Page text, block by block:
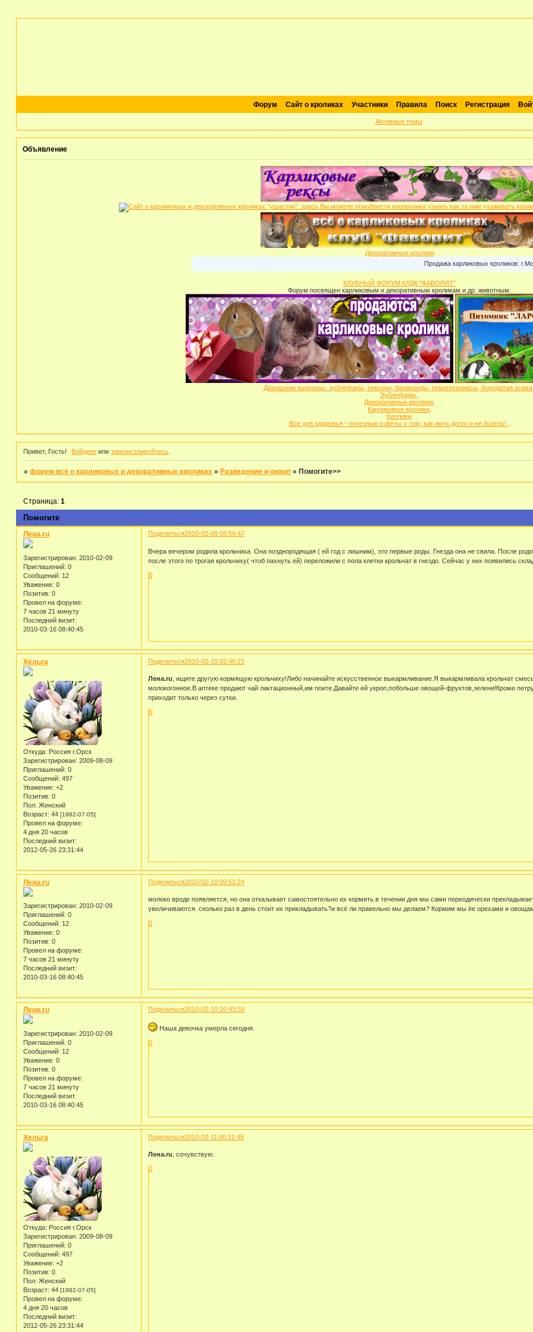
Форум Сайт о кроликах Участники Правила Поиск Регистрация
Активные темы
Объявление
Декоративные кролики
Продажа карликовых кроликов:
КЛУБНЫЙ ФОРУМ КЛДК "ФАВОРИТ"
Форум посвящен карликовым и декоративным кроликам и др. животным.
Домашние ящерицы: эублефары, гекконы, бананоеды, гемитекониксы, бородатая
Эублефары
Декоративные кролики
Карликовые кролики
Кролики.
Все для здоровья - полезные советы о том, как жить долго и не болеть!
Привет, Гость! Войдите илизарегистрируйтесь
» форум всё о карликовых и декоративных кроликах » Разведение и окрол » Помогите>>
Помогите
Страница: 1
Поделиться2010-02-09 08:59:47
Лена.ru
Зарегистрирован: 2010-02-09
Приглашений: 0
Сообщений: 12
Уважение: 0
Позитив: 0
Провел на форуме:
7 часов 21 минуту
Последний визит:
2010-03-16 08:40:45
Вчера вечером родила крольчиха. Она позднородящая ( ей год с лишним), это первые роды. Гнезда она не свила. После
после этого по трогая крольчиху( чтоб пахнуть ей) переложили с пола клетки крольчат в гнездо. Сейчас у них появились
0
Поделиться2010-02-10 02:46:23
Хельга
Откуда: Россия г.Орск
Зарегистрирован: 2009-08-09
Приглашений: 0
Сообщений: 497
Уважение: +2
Позитив: 0
Пол: Женский
Возраст: 44 [1982-07-05]
Провел на форуме:
4 дня 20 часов
Последний визит:
2012-05-26 23:31:44
Лена.ru , ищите другую кормящую крольчиху!Либо начинайте искусственное выкармливание.Я выкармливала крольчат
молокогонное.В аптеке продают чай лактационный,им поите.Давайте ей укроп,побольше овощей-фруктов,зелени!Кроме
приходит только через сутки.
0
Поделиться2010-02-10 09:51:24
Лена.ru
Зарегистрирован: 2010-02-09
Приглашений: 0
Сообщений: 12
Уважение: 0
Позитив: 0
Провел на форуме:
7 часов 21 минуту
Последний визит:
2010-03-16 08:40:45
молоко вроде появляется, но она отказывает самостоятельно их кормить.в течении дня мы сами переодически
увеличиваются. сколько раз в день стоит их прикладывать?и всё ли правельно мы делаем? Кормим мы ёе орехами и
0
Поделиться2010-02-10 20:43:59
Лена.ru
Зарегистрирован: 2010-02-09
Приглашений: 0
Сообщений: 12
Уважение: 0
Позитив: 0
Провел на форуме:
7 часов 21 минуту
Последний визит:
2010-03-16 08:40:45
Наша девочка умерла сегодня.
0
Поделиться2010-02-11 00:12:48
Хельга
Откуда: Россия г.Орск
Зарегистрирован: 2009-08-09
Приглашений: 0
Сообщений: 497
Уважение: +2
Позитив: 0
Пол: Женский
Возраст: 44 [1982-07-05]
Провел на форуме:
4 дня 20 часов
Последний визит:
2012-05-26 23:31:44
Лена.ru , сочувствую.
0